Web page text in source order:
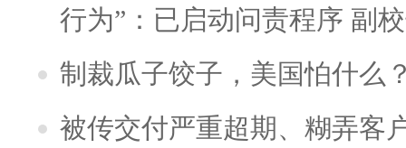
行为”：已启动问责程序 副
制裁瓜子饺子，美国怕什么
被传交付严重超期、糊弄客